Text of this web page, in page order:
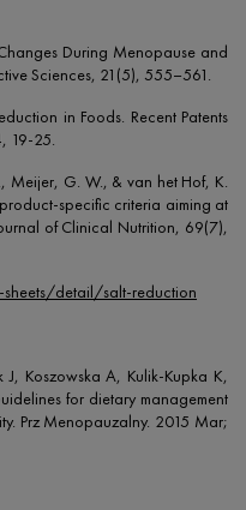
During Menopause and
Sciences, 21(5), 555–561.
in Foods. Recent Patents
19-25.
Meijer, G. W., & van het Hof, K.
specific criteria aiming at
of Clinical Nutrition, 69(7),
detail/salt-reduction
Koszowska A, Kulik-Kupka K,
for dietary management
Prz Menopauzalny. 2015 Mar;